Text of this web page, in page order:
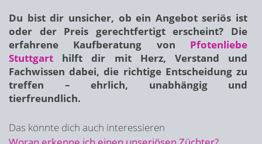
Du bist dir unsicher, ob ein Angebot seriös ist
oder der Preis gerechtfertigt erscheint? Die
erfahrene Kaufberatung von Pfotenliebe
Stuttgart hilft dir mit Herz, Verstand und
Fachwissen dabei, die richtige Entscheidung zu
treffen – ehrlich, unabhängig und
tierfreundlich.
Das könnte dich auch interessieren